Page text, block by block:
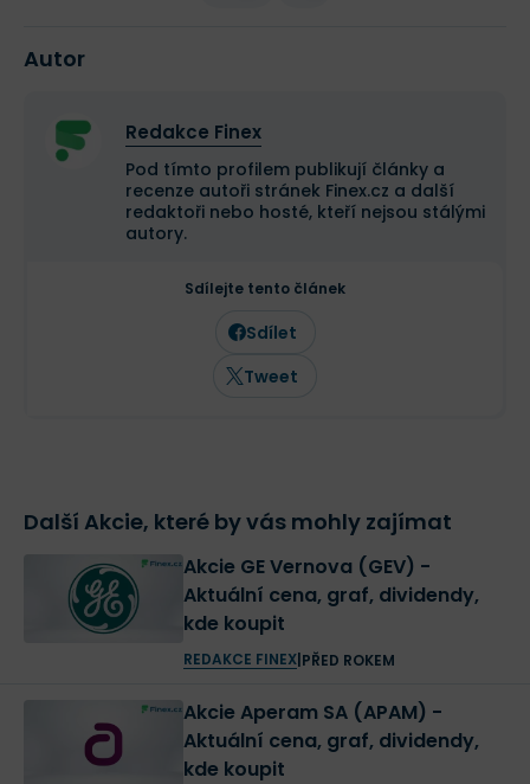
Autor
Redakce Finex
Pod tímto profilem publikují články a
recenze autoři stránek Finex.cz a další
redaktoři nebo hosté, kteří nejsou stálými
autory.
Sdílejte tento článek
Sdílet
Tweet
Další Akcie, které by vás mohly zajímat
Akcie GE Vernova (GEV) -
Aktuální cena, graf, dividendy,
kde koupit
REDAKCE FINEX| PŘED ROKEM
Akcie Aperam SA (APAM) -
Aktuální cena, graf, dividendy,
kde koupit